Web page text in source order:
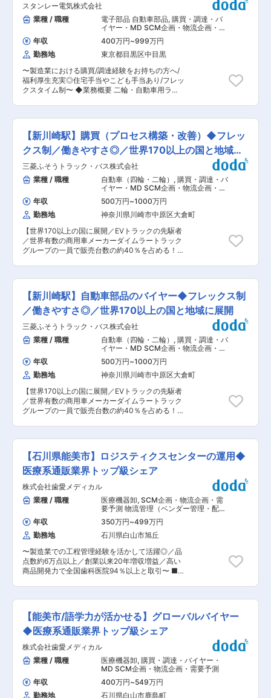
部門のミッション】 私たちのミッションは、弊社
が最先端テクノロジーに挑戦するお客様とイノベ
ーションを共創する、グローバルリーダーになる
べく、各生産拠点の生産量増に沿った、部材供給
網を構築し、生産効率アップに貢献します。 ◆当
社の魅力： 当社の電子ビーム描画装置は世界トッ
プシェアを誇ります。世界市場における強みは、
各国にメンテナンス専門の協力会社があり、顧客
へ細やかな技術サポートができることです。製品
科学技術や製造業の発展のみならず、製薬業界や
化学業界などにも欠かせない装置であり、社会に
築いています。 変更の範囲：会社の定める業務
・他チームと連携した業務の遂行 ・品目ごと／サ
プライヤーごとに設定されたリードタイムに基づ
いた発注の作成 ・賞味期限を確認し、店舗納品期
限内で消化できる発注計画の作成 ・品目ごと／
DC毎の入庫制約に基づいた需給計画の策定 ・プ
ロモーションスケジュールやその他情報を確認及
び需給計画へ反映 ・予測変動に応じて入庫計画の
変更の実施 ・供給不足のリスクが発生した場合、
速やかにレポートラインの上長へ報告する ■1日
の流れ： 〇午前 データ更新 発注内容確認、変更
メール処理等 〇午後 新しく届いた予測に則りプ
けに原材料・資材の需要予測機能を提供し、ま
た、その予測に基づく国内外サプライヤーからの
調達を一貫して担っている会社です。 調達本部
は、需給管理／購買／調達／輸入等のサプライチ
ェーンを一気通貫で対応する部署となります。 お
取引先様の事業成長に伴い、日々チャレンジング
な事業環境ではありますが、当社が調達に関わっ
た製品が全国のお店に配架され、多くの消費者の
笑顔につながっていることを実感できる仕事で
す。 データドリブンな意思決定と物流機能の融合
にご興味をお持ちの方のご紹介を心よりお待ちし
ております。 変更の範囲：会社の定める業務
スタンレー電気株式会社
業種 / 職種
電子部品 自動車部品, 購買・調達・バ
イヤー・MD SCM企画・物流企画・需
要予測
年収 400万円~999万円
勤務地
東京都目黒区中目黒
〜製造業における購買/調達経験をお持ちの方へ/
福利厚生充実◎住宅手当やこども手当あり/フレッ
クスタイム制〜 ◆業務概要 二輪・自動車用ラン
／VE活動、生産性改善、購買手法の改善） ・新
規サプライヤーの開拓業務 ・新製品における開発
調達業務（新規部品のレイアウト検討、生産準
備、品質熟成、価格決定） ・安定供給実現のため
のサプライヤーおよび部品調達業務（サプライヤ
ー与信管理、サプライチェーン構築、サプライヤ
ー戦略立案） ◆担当製品の特長・魅力・将来性
・二輪・自動車用ランプ類の製造に関わる部品を
調達しています。 ・自動車用ランプは電球から始
まり、超小型電球、蛍光管、HID、そしてLEDや
レーザーへと進化してきました。今後も「光に勝
つ」という理念のもと、より視認性の高い安全・
安心な光を追求し、お客様のニーズに応える製品
を提供していきます。 ◆仕事の魅力および職場環
境 二輪・自動車用ランプは、自動車メーカーから
受注後、約2年間の開発・熟成期間を経て製品化
感とやりがいがあります。 また、ランプは数十点
の部品で構成されており、購入部品も多岐にわた
ります。樹脂成形の金型発注から製品の熟成、治
工具の手配まで、購入部品のQuality・Cost・
Delivery（QCD）に責任を持つのが調達課です。
情報収集力やコミュニケーション力を活かしなが
ら複数の取引先と信頼関係を構築し、最適な価格
を実現するための交渉力が求められます。調達課
は会社の業績に大きく影響する部署であり、やり
がいが大きく、個人のスキルアップも実現できる
仕事です。 ◆入社後の中長期的なキャリアパス
・本人の適性も踏まえ、新製品の開発調達や原価
低減業務を経験いただきます。 ・成長に応じて係
い、さらに機会があれば海外拠点での勤務や現地
スタッフの育成に携わる可能性があります。 ◆外
のサプライヤーに対する工程監査を実施します。
国内は日帰りが中心ですが、場合によっては宿泊
を伴う出張もあります。 変更の範囲：会社の定め
る全ての業務
【新川崎駅】購買（プロセス構築・改善）◆フレッ
クス制／働きやすさ◎／世界170以上の国と地域に
展開
三菱ふそうトラック・バス株式会社
業種 / 職種
自動車（四輪・二輪） , 購買・調達・バ
イヤー・MD SCM企画・物流企画・需
要予測
年収 500万円~1000万円
勤務地
神奈川県川崎市中原区大倉町
【世界170以上の国に展開／EVトラックの先駆者
／世界有数の商用車メーカーダイムラートラック
グループの一員で販売台数の約40％を占める！／
販売を行うグローバル企業で、電気トラック
「eCanter」など環境対応車に注力しています。
世界170以上の国と地域に製品を展開し、高い品
質と技術力を誇ります。ダイムラートラックグル
ープの一員として、グローバルなネットワークと
先進技術を活かし、2026年には日野自動車との
統合による新会社設立を予定。持続可能な社会へ
の貢献と次世代モビリティの実現に向け、事業投
資と技術革新を推進しています。 ■配属部門につ
いて： ・130名のメンバーを擁するダイムラート
ラックアジア購買チームは、国内最大級の規模を
誇る購買組織です。 ・購買チームの目標は、高い
競争力を実現するためのベストコストの達成、そ
して開発・生産・品質などの各部門と綿密に連携
し、高品質な部品供給の継続を確保することで
す。 ■業務内容・役割： □ミッション ・ビジョ
し、革新的な技術を製品に導入。 ・手段：革新的
なサプライヤとの協働による持続可能なコスト低
減と競争力強化。 □挑戦と成長の機会 ・購買プ
ロセスの分析・改善による効率・透明性・信頼性
の向上。 ・日野自動車との統合プロジェクト
（Project Hyperion）への参画と購買プロセスの
整合。 ・新組織に適した内部統制・方針・プロセ
スの策定と実現。 ・法務部門や外部ベンダーとの
協働による内部統制標準の整合。 ・購買メンバー
への内部統制・コンプライアンスのトレーニング
支援。 □責任範囲 ・会社全体の目的・規則・業
界ベストプラクティスに整合した内部統制の構
築・改善。 ・新組織での購買プロセスの長期的シ
承認階層の確立。 ・新会社への移行期間における
供給・コンプライアンス・コミュニケーションの
定期的なレポート実施。 変更の範囲：会社の定め
る業務
【新川崎駅】自動車部品のバイヤー◆フレックス制
／働きやすさ◎／世界170以上の国と地域に展開
三菱ふそうトラック・バス株式会社
業種 / 職種
自動車（四輪・二輪） , 購買・調達・バ
イヤー・MD SCM企画・物流企画・需
要予測
年収 500万円~1000万円
勤務地
神奈川県川崎市中原区大倉町
【世界170以上の国に展開／EVトラックの先駆者
／世界有数の商用車メーカーダイムラートラック
グループの一員で販売台数の約40％を占める！／
販売を行うグローバル企業で、電気トラック
「eCanter」など環境対応車に注力しています。
世界170以上の国と地域に製品を展開し、高い品
質と技術力を誇ります。ダイムラートラックグル
ープの一員として、グローバルなネットワークと
先進技術を活かし、2026年には日野自動車との
統合による新会社設立を予定。持続可能な社会へ
の貢献と次世代モビリティの実現に向け、事業投
資と技術革新を推進しています。 ■業務詳細：
〇ミッション ・ベンチマークとなるサプライヤー
ネットワークとサプライチェーンソリューション
の構築を目指し、TT/G（トラック・バス購買部）
は革新的なサプライヤーと緊密に連携し、自社製
品に次世代テクノロジーをもたらします。 ・私た
ちの主な貢献は、製品とビジネスに競争力を提供
するための、持続可能なコスト低減への取り組み
す。 ・中国、韓国、インド、台湾などの新興市場
で新規サプライヤーを開拓し、既存サプライヤー
の競争力に挑戦します。 ・他部門と協力し、アイ
デアを実現化します。 ・明確なコスト低減目標と
詳細なプロジェクトタイムラインに基づいて業務
を推進します。 ・自ら率先して計画を立て、他チ
ームとのコラボレーションをリードします。 〇職
務内容 ・自動車部品のバイヤーとして、担当部品
のコスト・品質・納期の要件を満たす持続可能な
【石川県能美市】ロジスティクスセンターの運用◆
医療系通販業界トップ級シェア
株式会社歯愛メディカル
業種 / 職種
医療機器卸, SCM企画・物流企画・需
要予測 物流管理（ベンダー管理・配送
管理・受発注管理など）
年収 350万円~499万円
勤務地
石川県白山市旭丘
〜製造業での工程管理経験を活かして活躍◎／品
点数約6万点以上／創業以来20年増収増益／高い
商品開発力で全国歯科医院94％以上と取引〜 ■
ペシャリストとして活躍していただきます。 ■業
務詳細： ◇現場運営・スタッフ管理 ・日々の作
業進捗確認・人員配置の最適化 ・作業指示・スタ
ッフ育成・安全管理 ・現場課題の抽出と改善提案
※こちらは能美市または白山市勤務となります。
◇工程・品質管理 ・入出荷・在庫管理・ピッキン
グ工程の効率化 ・生産性・品質データの分析と改
善サイクルの構築 ・不具合・トラブルの原因分析
と対策立案 ◇運用設計・システム導入 ・自動倉
庫・AMR・AGVなど最新設備の運用最適化 ・シ
【能美市/語学力が活かせる】グローバルバイヤー
◆医療系通販業界トップ級シェア
株式会社歯愛メディカル
業種 / 職種
医療機器卸, 購買・調達・バイヤー・
MD SCM企画・物流企画・需要予測
年収
400万円~549万円
勤務地
石川県白山市鹿島町